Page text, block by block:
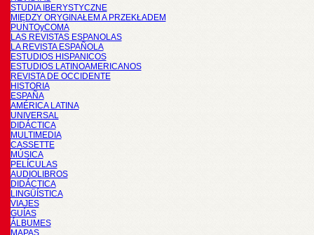
STUDIA IBERYSTYCZNE
MIĘDZY ORYGINAŁEM A PRZEKŁADEM
PUNTOyCOMA
LAS REVISTAS ESPANOLAS
LA REVISTA ESPAÑOLA
ESTUDIOS HISPANICOS
ESTUDIOS LATINOAMERICANOS
REVISTA DE OCCIDENTE
HISTORIA
ESPAÑA
AMÉRICA LATINA
UNIVERSAL
DIDÁCTICA
MULTIMEDIA
CASSETTE
MÚSICA
PELÍCULAS
AUDIOLIBROS
DIDÁCTICA
LINGÜÍSTICA
VIAJES
GUÍAS
ÁLBUMES
MAPAS